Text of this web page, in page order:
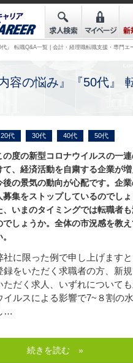
』 転職Q&A一覧 | 会計・経理職転職支援・専門エ
容の悩み』『50代』
20代 30代 40代 50代
の度の新型コロナウイルスの一
て、経済活動を自粛する企業が増
後の景気の動向が心配です。企
募集をストップしているのでしょ
、いまのタイミングでは転職者
でしょうか。全体の市況感を教え
社に限った例で申し上げます
録をいただく求職者の方、新
ただく求人、いずれについて
イルスによる影響で7~８割の
…
続きを読む »